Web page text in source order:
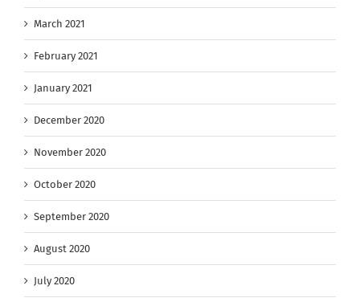
March 2021
February 2021
January 2021
December 2020
November 2020
October 2020
September 2020
August 2020
July 2020